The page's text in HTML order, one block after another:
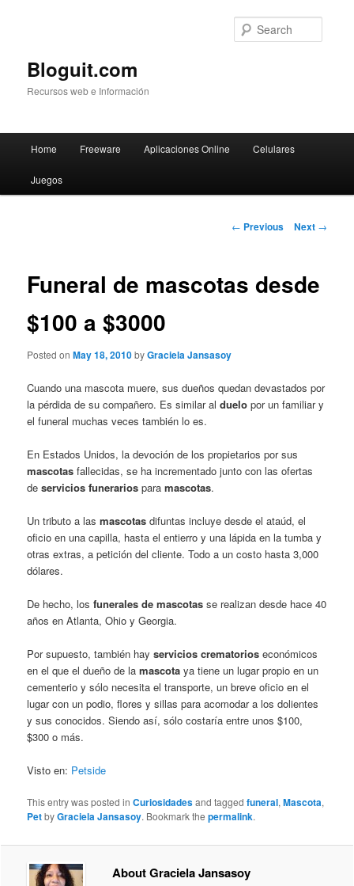
Bloguit.com
Recursos web e Información
Skip
to
Home Freeware Aplicaciones Online Celulares
Juegos
Post
← Previous Next →
Funeral de mascotas desde
$100 a $3000
Posted onMay 18, 2010byGraciela Jansasoy
Cuando una mascota muere, sus dueños quedan devastados por
la pérdida de su compañero. Es similar alduelo por un familiar y
el funeral muchas veces también lo es.
En Estados Unidos, la devoción de los propietarios por sus
mascotasfallecidas, se ha incrementado junto con las ofertas
deservicios funerarios paramascotas.
Un tributo a lasmascotas difuntas incluye desde el ataúd, el
oficio en una capilla, hasta el entierro y una lápida en la tumba y
otras extras, a petición del cliente. Todo a un costo hasta 3,000
dólares.
De hecho, losfunerales de mascotas se realizan desde hace 40
años en Atlanta, Ohio y Georgia.
Por supuesto, también hayservicios crematorios económicos
en el que el dueño de lamascota ya tiene un lugar propio en un
cementerio y sólo necesita el transporte, un breve oficio en el
lugar con un podio, flores y sillas para acomodar a los dolientes
y sus conocidos. Siendo así, sólo costaría entre unos $100,
$300 o más.
Visto en: Petside
This entry was posted inCuriosidadesand taggedfuneral,Mascota,
PetbyGraciela Jansasoy. Bookmark thepermalink.
About Graciela Jansasoy